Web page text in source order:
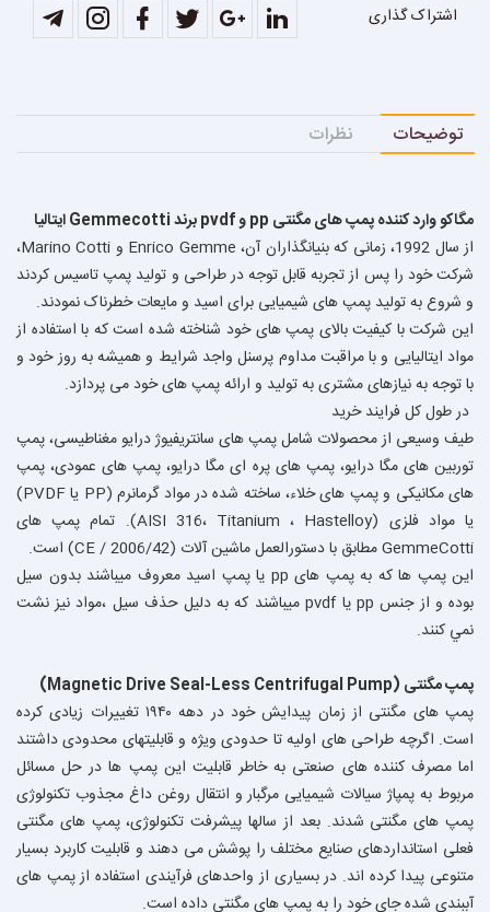
اشتراک گذاری
توضیحات نظرات
مگاكو وارد كننده پمپ هاى مگنتى pp و pvdf برند Gemmecotti ايتاليا
از سال 1992، زمانی که بنیانگذاران آن، Enrico Gemme و Marino Cotti،
شرکت خود را پس از تجربه قابل توجه در طراحی و تولید پمپ تاسيس كردند
و شروع به تولید پمپ های شیمیایی برای اسید و مایعات خطرناک نمودند.
این شرکت با کیفیت بالاى پمپ های خود شناخته شده است که با استفاده از
مواد ایتالیایی و با مراقبت مداوم پرسنل واجد شرایط و همیشه به روز خود و
با توجه به نیازهای مشتری به توليد و ارائه پمپ هاى خود مى پردازد.
در طول کل فرایند خرید
طیف وسیعی از محصولات شامل پمپ های سانتریفیوژ درایو مغناطیسی، پمپ
توربین های مگا درایو، پمپ های پره ای مگا درایو، پمپ های عمودی، پمپ
های مکانیکی و پمپ های خلاء، ساخته شده در مواد گرمانرم (PP یا PVDF)
یا مواد فلزی (AISI 316، Titanium ، Hastelloy). تمام پمپ های
GemmeCotti مطابق با دستورالعمل ماشین آلات (CE / 2006/42) است.
اين پمپ ها كه به پمپ هاى pp يا پمپ اسيد معروف ميباشند بدون سيل
بوده و از جنس pp يا pvdf ميباشند كه به دليل حذف سيل ،مواد نيز نشت
نمي كنند.
پمپ مگنتی (Magnetic Drive Seal-Less Centrifugal Pump)
پمپ های مگنتی از زمان پیدایش خود در دهه ۱۹۴۰ تغییرات زیادی کرده
است. اگرچه طراحی های اولیه تا حدودی ویژه و قابلیتهای محدودی داشتند
اما مصرف کننده های صنعتی به خاطر قابلیت این پمپ ها در حل مسائل
مربوط به پمپاژ سیالات شیمیایی مرگبار و انتقال روغن داغ مجذوب تکنولوژی
پمپ های مگنتی شدند. بعد از سالها پیشرفت تکنولوژی، پمپ های مگنتی
فعلی استانداردهای صنایع مختلف را پوشش می دهند و قابلیت کاربرد بسیار
متنوعی پیدا کرده اند. در بسیاری از واحدهای فرآیندی استفاده از پمپ های
آببندی شده جای خود را به پمپ های مگنتی داده است.